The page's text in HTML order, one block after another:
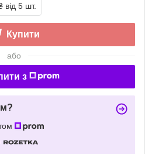
від 5 шт.
Купити
або
з